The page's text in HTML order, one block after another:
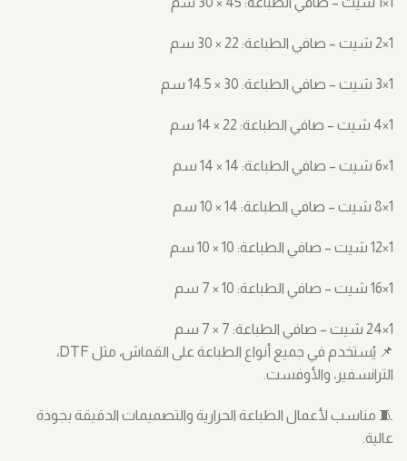
1×2 شيت – صافي الطباعة: ‎30 × 22 سم
1×3 شيت – صافي الطباعة: ‎14.5 × 30 سم
1×4 شيت – صافي الطباعة: ‎14 × 22 سم
1×6 شيت – صافي الطباعة: ‎14 × 14 سم
1×8 شيت – صافي الطباعة: ‎10 × 14 سم
1×12 شيت – صافي الطباعة: ‎10 × 10 سم
1×16 شيت – صافي الطباعة: ‎7 × 10 سم
1×24 شيت – صافي الطباعة: ‎7 × 7 سم
📌 يُستخدم في جميع أنواع الطباعة على القماش، مثل DTF،
الترانسفير، والأوفست.
🧵 مناسب لأعمال الطباعة الحرارية والتصميمات الدقيقة بجودة
عالية.